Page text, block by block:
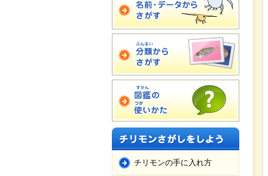
チリモンの手に入れ方